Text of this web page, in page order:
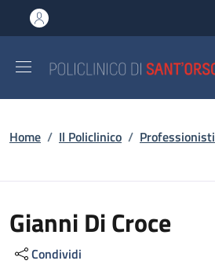
al contenuto principale
to footer content
Briciole di pane
Home / Il Policlinico / Professionisti
Gianni Di Croce
Condividi